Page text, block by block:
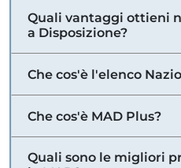
Quali vantaggi ottieni
a Disposizione?
Che cos'è l'elenco
Che cos'è MAD Plus?
Quali sono le migliori